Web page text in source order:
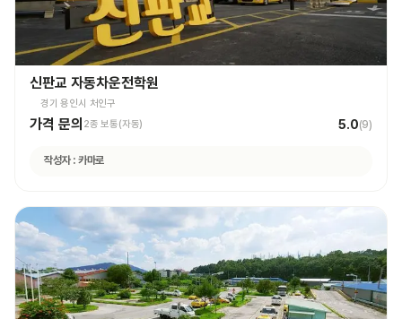
신판교 자동차운전학원
경기 용인시 처인구
가격 문의 2종 보통(자동) 5.0(9)
작성자 : 카마로